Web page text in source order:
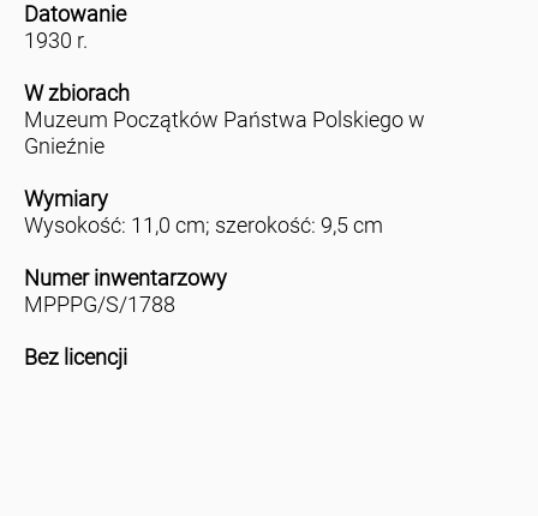
Datowanie
1930 r.
W zbiorach
Muzeum Początków Państwa Polskiego w
Gnieźnie
Wymiary
Wysokość: 11,0 cm; szerokość: 9,5 cm
Numer inwentarzowy
MPPPG/S/1788
Bez licencji